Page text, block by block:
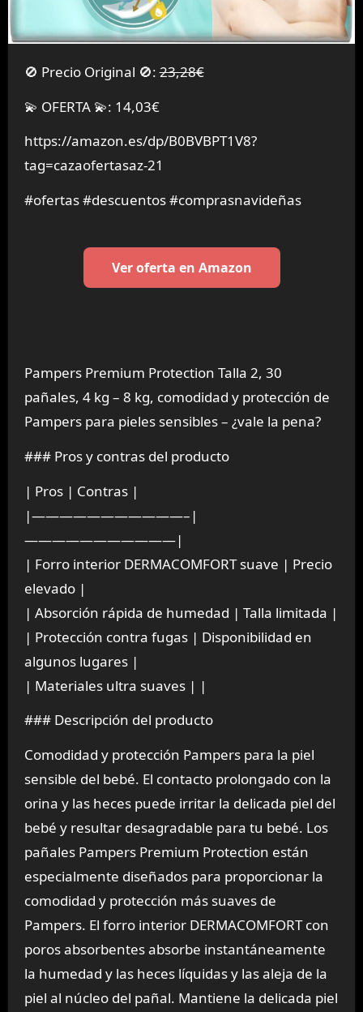
🚫 Precio Original 🚫:23,28€
💫 OFERTA 💫: 14,03€
https://amazon.es/dp/B0BVBPT1V8?
tag=cazaofertasaz-21
#ofertas #descuentos #comprasnavideñas
Ver oferta en Amazon
Pampers Premium Protection Talla 2, 30
pañales, 4 kg – 8 kg, comodidad y protección de
Pampers para pieles sensibles – ¿vale la pena?
### Pros y contras del producto
| Pros | Contras |
|———————————–|
———————————|
| Forro interior DERMACOMFORT suave | Precio
elevado |
| Absorción rápida de humedad | Talla limitada |
| Protección contra fugas | Disponibilidad en
algunos lugares |
| Materiales ultra suaves | |
### Descripción del producto
Comodidad y protección Pampers para la piel
sensible del bebé. El contacto prolongado con la
orina y las heces puede irritar la delicada piel del
bebé y resultar desagradable para tu bebé. Los
pañales Pampers Premium Protection están
especialmente diseñados para proporcionar la
comodidad y protección más suaves de
Pampers. El forro interior DERMACOMFORT con
poros absorbentes absorbe instantáneamente
la humedad y las heces líquidas y las aleja de la
piel al núcleo del pañal. Mantiene la delicada piel